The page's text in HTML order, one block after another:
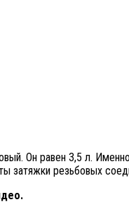
Он равен 3,5 л.
затяжки резьбовых